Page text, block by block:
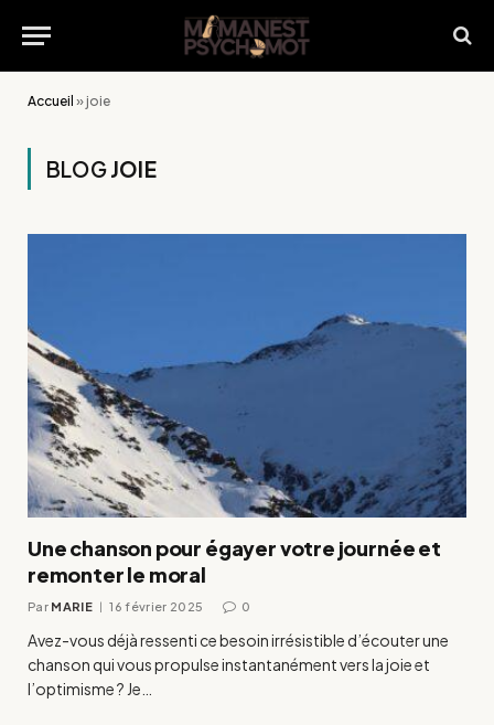
Accueil »joie
BLOGJOIE
Une chanson pour égayer votre journée et
remonter le moral
Par MARIE 16 février 2025 0
Avez-vous déjà ressenti ce besoin irrésistible d’écouter une
chanson qui vous propulse instantanément vers la joie et
l’optimisme ? Je…